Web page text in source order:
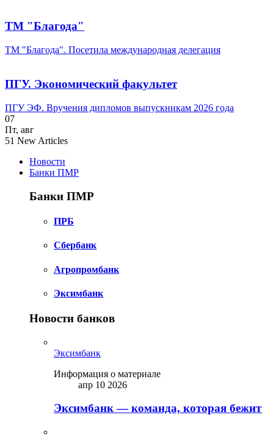
ТМ "Благода"
ТМ "Благода". Посетила международная делегация
ПГУ. Экономический факультет
ПГУ ЭФ. Вручения дипломов выпускникам 2026 года
07
Пт, авг
51 New Articles
Новости
Банки ПМР
Банки ПМР
ПРБ
Сбербанк
Агропромбанк
Эксимбанк
Новости банков
Эксимбанк
Информация о материале
апр 10 2026
Эксимбанк — команда, которая бежит